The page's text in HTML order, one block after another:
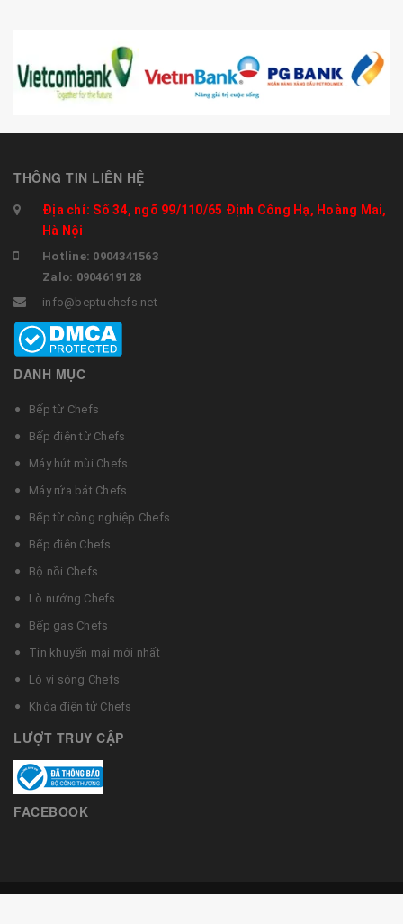
THÔNG TIN LIÊN HỆ
Địa chỉ: Số 34, ngõ 99/110/65 Định Công Hạ, Hoàng Mai,
Hà Nội
Hotline: 0904341563
Zalo: 0904619128
info@beptuchefs.net
DANH MỤC
Bếp từ Chefs
Bếp điện từ Chefs
Máy hút mùi Chefs
Máy rửa bát Chefs
Bếp từ công nghiệp Chefs
Bếp điện Chefs
Bộ nồi Chefs
Lò nướng Chefs
Bếp gas Chefs
Tin khuyến mại mới nhất
Lò vi sóng Chefs
Khóa điện tử Chefs
LƯỢT TRUY CẬP
FACEBOOK